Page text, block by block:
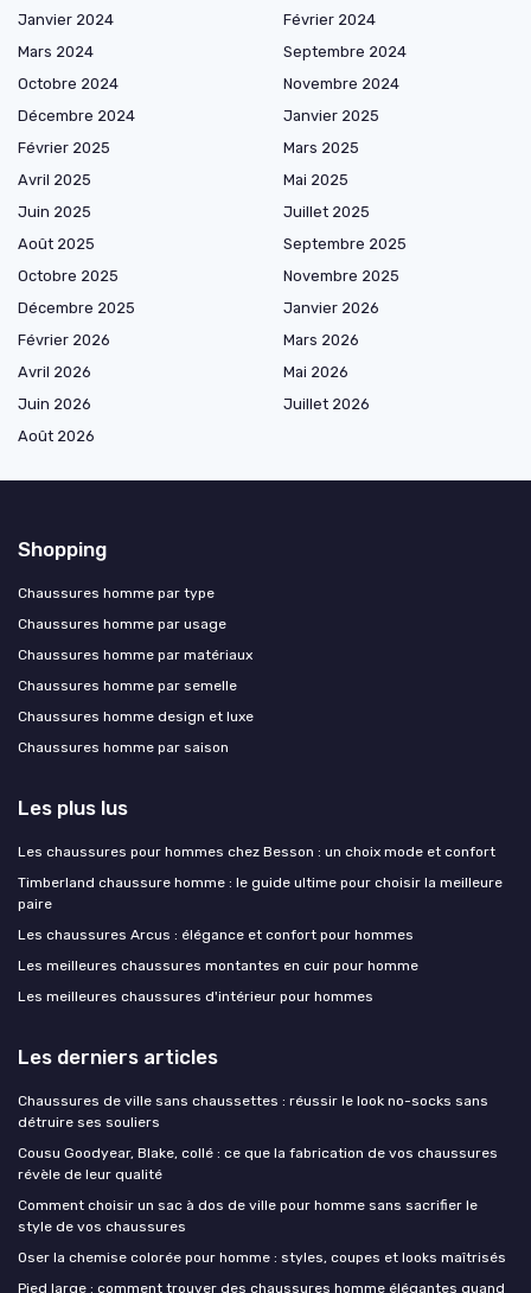
Janvier 2024
Février 2024
Mars 2024
Septembre 2024
Octobre 2024
Novembre 2024
Décembre 2024
Janvier 2025
Février 2025
Mars 2025
Avril 2025
Mai 2025
Juin 2025
Juillet 2025
Août 2025
Septembre 2025
Octobre 2025
Novembre 2025
Décembre 2025
Janvier 2026
Février 2026
Mars 2026
Avril 2026
Mai 2026
Juin 2026
Juillet 2026
Août 2026
Shopping
Chaussures homme par type
Chaussures homme par usage
Chaussures homme par matériaux
Chaussures homme par semelle
Chaussures homme design et luxe
Chaussures homme par saison
Les plus lus
Les chaussures pour hommes chez Besson : un choix mode et confort
Timberland chaussure homme : le guide ultime pour choisir la meilleure
paire
Les chaussures Arcus : élégance et confort pour hommes
Les meilleures chaussures montantes en cuir pour homme
Les meilleures chaussures d'intérieur pour hommes
Les derniers articles
Chaussures de ville sans chaussettes : réussir le look no-socks sans
détruire ses souliers
Cousu Goodyear, Blake, collé : ce que la fabrication de vos chaussures
révèle de leur qualité
Comment choisir un sac à dos de ville pour homme sans sacrifier le
style de vos chaussures
Oser la chemise colorée pour homme : styles, coupes et looks maîtrisés
Pied large : comment trouver des chaussures homme élégantes quand